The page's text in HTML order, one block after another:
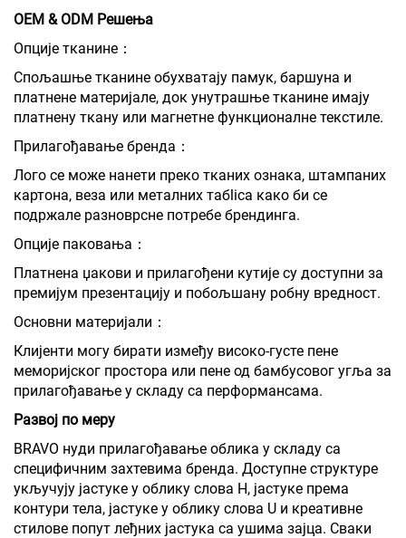
OEM & ODM Решења
Опције тканине：
Спољашње тканине обухватају памук, баршуна и
платнене материјале, док унутрашње тканине имају
платнену ткану или магнетне функционалне текстиле.
Прилагођавање бренда：
Лого се може нанети преко тканих ознака, штампаних
картона, веза или металних табlica како би се
подржале разноврсне потребе брендинга.
Опције паковања：
Платнена џакови и прилагођени кутије су доступни за
премијум презентацију и побољшану робну вредност.
Основни материјали：
Клијенти могу бирати између високо-густе пене
меморијског простора или пене од бамбусовог угља за
прилагођавање у складу са перформансама.
Развој по меру
BRAVO нуди прилагођавање облика у складу са
специфичним захтевима бренда. Доступне структуре
укључују јастуке у облику слова H, јастуке према
контури тела, јастуке у облику слова U и креативне
стилове попут леђних јастука са ушима зајца. Сваки